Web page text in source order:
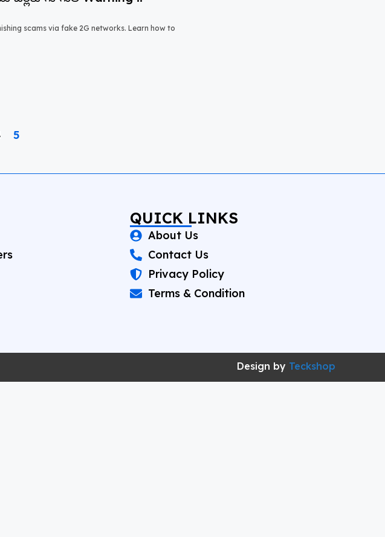
scams via fake 2G networks. Learn how to
5
QUICK LINKS
About Us
Contact Us
Privacy Policy
Terms & Condition
Design by Teckshop